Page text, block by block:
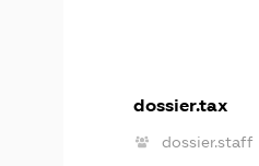
dossier.tax
dossier.staff